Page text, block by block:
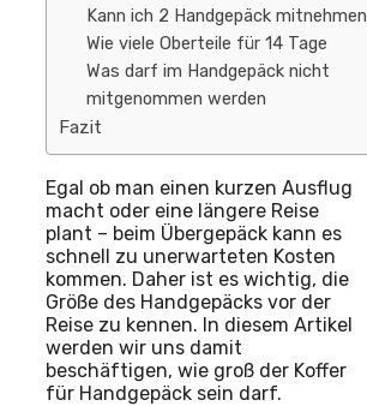
Kann ich 2 Handgepäck mitnehmen
Wie viele Oberteile für 14 Tage
Was darf im Handgepäck nicht
mitgenommen werden
Fazit
Egal ob man einen kurzen Ausflug
macht oder eine längere Reise
plant – beim Übergepäck kann es
schnell zu unerwarteten Kosten
kommen. Daher ist es wichtig, die
Größe des Handgepäcks vor der
Reise zu kennen. In diesem Artikel
werden wir uns damit
beschäftigen, wie groß der Koffer
für Handgepäck sein darf.